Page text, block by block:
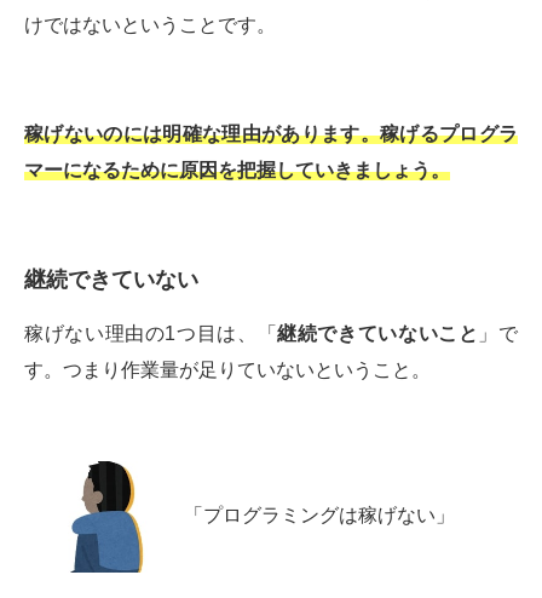
けではないということです。
稼げないのには明確な理由があります。稼げるプログラ
マーになるために原因を把握していきましょう。
継続できていない
稼げない理由の1つ目は、「継続できていないこと 」で
す。つまり作業量が足りていないということ。
「プログラミングは稼げない」